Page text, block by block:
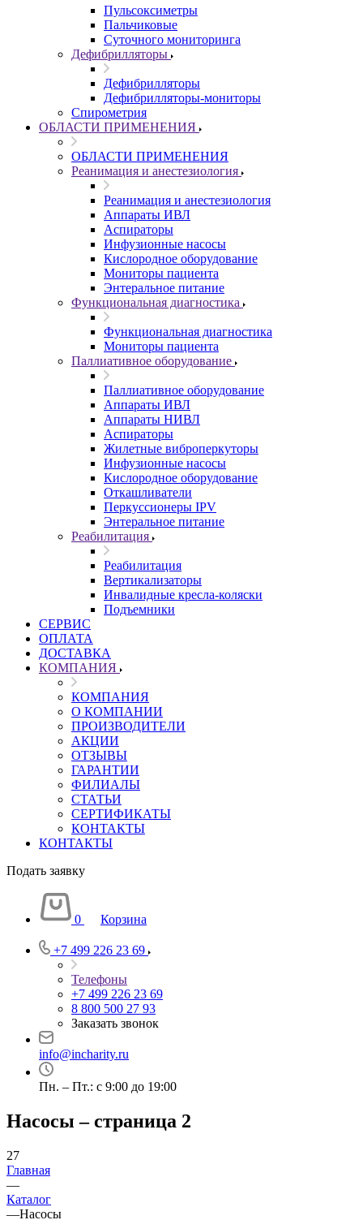
Пульсоксиметры
Пальчиковые
Суточного мониторинга
Дефибрилляторы
Дефибрилляторы
Дефибрилляторы-мониторы
Спирометрия
ОБЛАСТИ ПРИМЕНЕНИЯ
ОБЛАСТИ ПРИМЕНЕНИЯ
Реанимация и анестезиология
Реанимация и анестезиология
Аппараты ИВЛ
Аспираторы
Инфузионные насосы
Кислородное оборудование
Мониторы пациента
Энтеральное питание
Функциональная диагностика
Функциональная диагностика
Мониторы пациента
Паллиативное оборудование
Паллиативное оборудование
Аппараты ИВЛ
Аппараты НИВЛ
Аспираторы
Жилетные виброперкуторы
Инфузионные насосы
Кислородное оборудование
Откашливатели
Перкуссионеры IPV
Энтеральное питание
Реабилитация
Реабилитация
Вертикализаторы
Инвалидные кресла-коляски
Подъемники
СЕРВИС
ОПЛАТА
ДОСТАВКА
КОМПАНИЯ
КОМПАНИЯ
О КОМПАНИИ
ПРОИЗВОДИТЕЛИ
АКЦИИ
ОТЗЫВЫ
ГАРАНТИИ
ФИЛИАЛЫ
СТАТЬИ
СЕРТИФИКАТЫ
КОНТАКТЫ
КОНТАКТЫ
Подать заявку
0 Корзина
+7 499 226 23 69
Телефоны
+7 499 226 23 69
8 800 500 27 93
Заказать звонок
info@incharity.ru
Пн. – Пт.: с 9:00 до 19:00
Насосы – страница 2
27
Главная
—
Каталог
—Насосы